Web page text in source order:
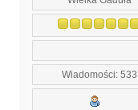
Wiadomości: 533